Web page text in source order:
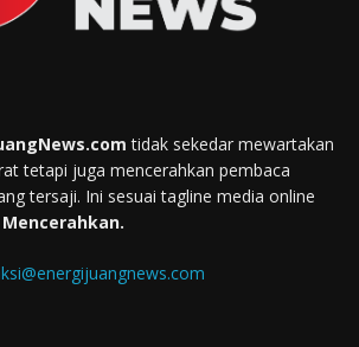
tidak sekedar mewartakan
tetapi juga mencerahkan pembaca
tersaji. Ini sesuai tagline media online